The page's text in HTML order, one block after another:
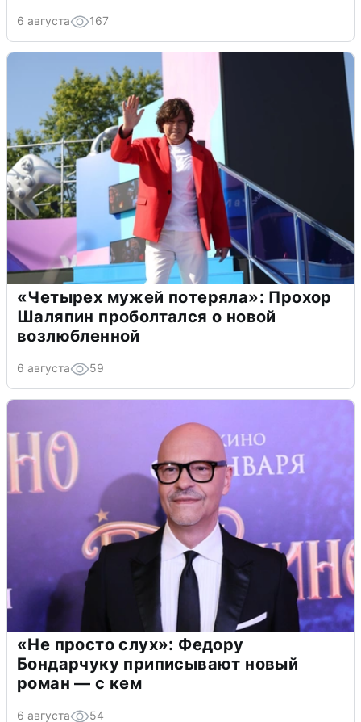
6 августа 167
«Четырех мужей потеряла»: Прохор
Шаляпин проболтался о новой
возлюбленной
6 августа 59
«Не просто слух»: Федору
Бондарчуку приписывают новый
роман — с кем
6 августа 54